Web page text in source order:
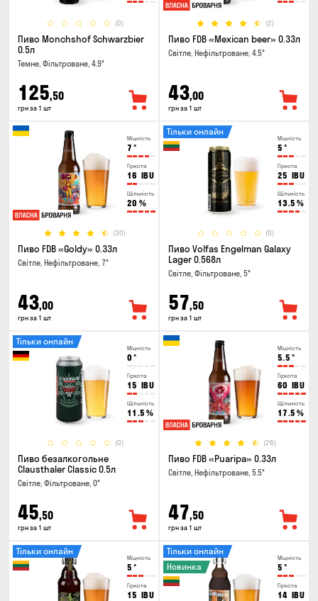
(0)
Пиво Monchshof Schwarzbier
0.5л
Темне, Фільтроване, 4.9°
125,50
грн за 1 шт
(2)
Пиво FDB «Mexican beer» 0.33л
Світле, Нефільтроване, 4.5°
43,00
грн за 1 шт
Міцність
7 °
Гіркота
16 IBU
Щільність
20 %
(30)
Пиво FDB «Goldy» 0.33л
Світле, Нефільтроване, 7°
43,00
грн за 1 шт
Міцність
5 °
Гіркота
25 IBU
Щільність
13.5 %
(0)
Тільки онлайн
Пиво Volfas Engelman Galaxy
Lager 0.568л
Світле, Фільтроване, 5°
57,50
грн за 1 шт
Міцність
0 °
Гіркота
15 IBU
Щільність
11.5 %
(0)
Тільки онлайн
Пиво безалкогольне
Clausthaler Classic 0.5л
Світле, Фільтроване, 0°
45,50
грн за 1 шт
Міцність
5.5 °
Гіркота
60 IBU
Щільність
17.5 %
(26)
Пиво FDB «Puaripa» 0.33л
Світле, Нефільтроване, 5.5°
47,50
грн за 1 шт
Міцність
5 °
Гіркота
15 IBU
Тільки онлайн
Міцність
5 °
Гіркота
14 IBU
Тільки онлайн
Новинка